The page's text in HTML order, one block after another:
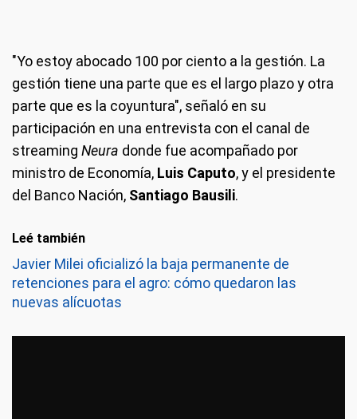
"Yo estoy abocado 100 por ciento a la gestión. La
gestión tiene una parte que es el largo plazo y otra
parte que es la coyuntura", señaló en su
participación en una entrevista con el canal de
streaming Neura donde fue acompañado por
ministro de Economía, Luis Caputo, y el presidente
del Banco Nación, Santiago Bausili.
Leé también
Javier Milei oficializó la baja permanente de
retenciones para el agro: cómo quedaron las
nuevas alícuotas